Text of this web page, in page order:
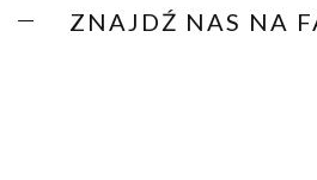
ZNAJDŹ NAS NA